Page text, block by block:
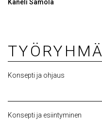
Kaneli Samola
TYÖRYHMÄ
Konsepti ja ohjaus
Konsepti ja esiintyminen